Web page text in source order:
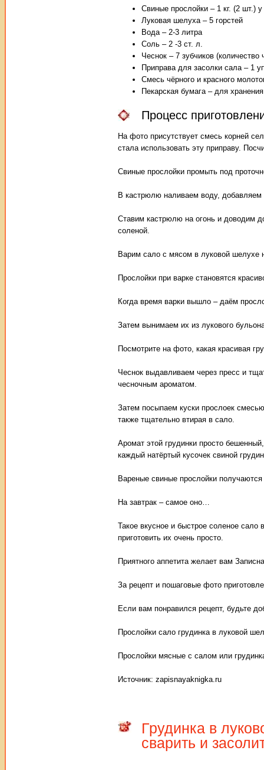
Свиные прослойки – 1 кг. (2 шт.)
Луковая шелуха – 5 горстей
Вода – 2-3 литра
Соль – 2 -3 ст. л.
Чеснок – 7 зубчиков
Приправа для засолки сала – 1
Смесь чёрного и красного
Пекарская бумага – для
Процесс
На фото присутствует смесь корней
стала использовать эту приправу.
Свиные прослойки промыть под
В кастрюлю наливаем воду,
Ставим кастрюлю на огонь и доводим
соленой.
Варим сало с мясом в луковой шелухе
Прослойки при варке становятся
Когда время варки вышло – даём
Затем вынимаем их из лукового
Посмотрите на фото, какая красивая
Чеснок выдавливаем через пресс и
чесночным ароматом.
Затем посыпаем куски прослоек
также тщательно втирая в сало.
Аромат этой грудинки просто
каждый натёртый кусочек свиной
Вареные свиные прослойки
На завтрак – самое оно…
Такое вкусное и быстрое соленое
приготовить их очень просто.
Приятного аппетита желает вам
За рецепт и пошаговые фото
Если вам понравился рецепт, будьте
Прослойки сало грудинка в луковой
Прослойки мясные с салом или
Источник: zapisnayaknigka.ru
Грудинка в
сварить и